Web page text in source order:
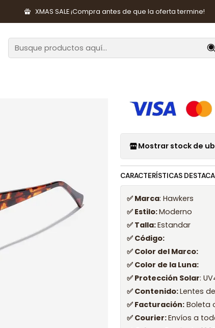
XMAS SALE ¡Compra antes de que la oferta termine!
de Moda Lentes y Accesorios Lentes de Sol Lentes
Lentes de
Mostrar stock de
CARACTERÍSTICAS
✅ Marca: Hawkers
✅ Estilo:Moderno
✅ Talla:Estandar
✅ Código:
✅ Color del Marco:
✅ Color de la Luna:
✅ Protección Solar:
✅ Contenido:Lentes
✅ Facturación: Boleta
✅ Courier:Envíos a